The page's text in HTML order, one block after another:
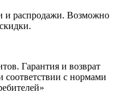
и распродажи. Возможно
Гарантия и возврат
соответствии с нормами